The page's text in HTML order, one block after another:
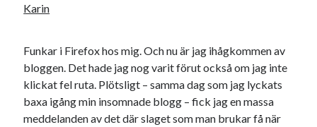
Karin
Funkar i Firefox hos mig. Och nu är jag ihågkommen av
bloggen. Det hade jag nog varit förut också om jag inte
klickat fel ruta. Plötsligt – samma dag som jag lyckats
baxa igång min insomnade blogg – fick jag en massa
meddelanden av det där slaget som man brukar få när